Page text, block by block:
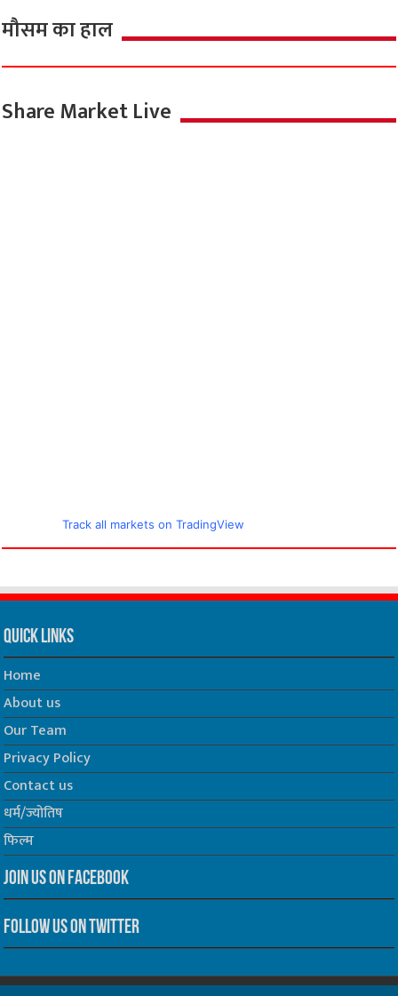
मौसम का हाल
Share Market Live
Track all markets on TradingView
Quick Links
Home
About us
Our Team
Privacy Policy
Contact us
धर्म/ज्योतिष
फिल्म
Join us on Facebook
Follow us on Twitter